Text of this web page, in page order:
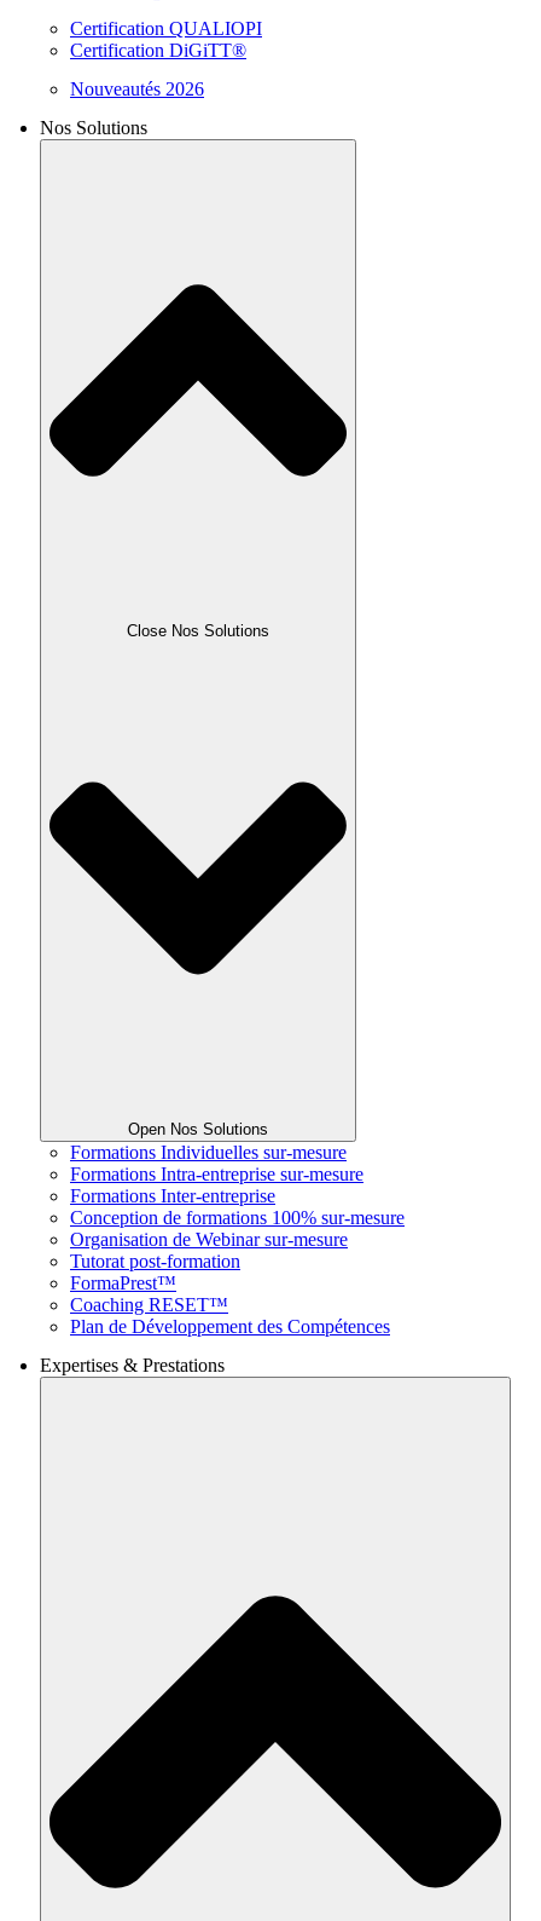
Certification QUALIOPI
Certification DiGiTT®
Nouveautés 2026
Nos Solutions
Close Nos Solutions
Open Nos Solutions
Formations Individuelles sur-mesure
Formations Intra-entreprise sur-mesure
Formations Inter-entreprise
Conception de formations 100% sur-mesure
Organisation de Webinar sur-mesure
Tutorat post-formation
FormaPrest™
Coaching RESET™
Plan de Développement des Compétences
Expertises & Prestations